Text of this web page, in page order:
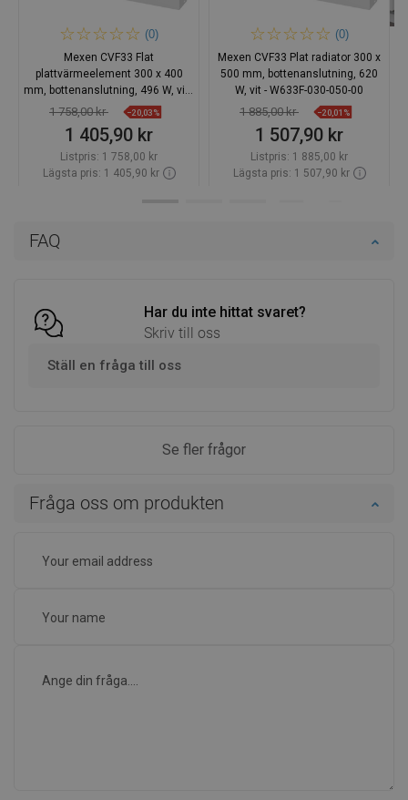
FAQ
Har du inte hittat svaret?
Skriv till oss
Ställ en fråga till oss
Se fler frågor
Fråga oss om produkten
(0)
Mexen CVF33 Flat
plattvärmeelement 300 x 400
mm, bottenanslutning, 496 W, vit -
W633F-030-040-00
1 758,00 kr −20,03%
1 405,90 kr
Listpris: 1 758,00 kr
Lägsta pris: 1 405,90 kr
(0)
Mexen CVF33 Plat radiator 300 x
500 mm, bottenanslutning, 620
W, vit - W633F-030-050-00
1 885,00 kr −20,01%
1 507,90 kr
Listpris: 1 885,00 kr
Lägsta pris: 1 507,90 kr